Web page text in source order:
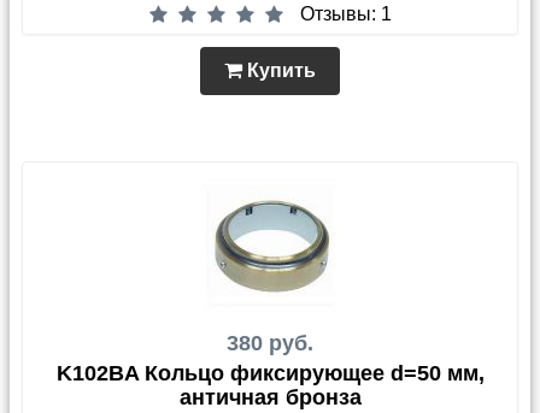
Отзывы: 1
Купить
380 руб.
K102BA Кольцо фиксирующее d=50 мм,
античная бронза